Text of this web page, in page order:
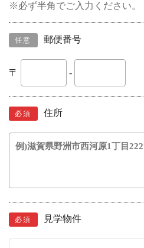
※必ず半角でご入力ください。
任意 郵便番号
〒 -
必須 住所
必須 見学物件